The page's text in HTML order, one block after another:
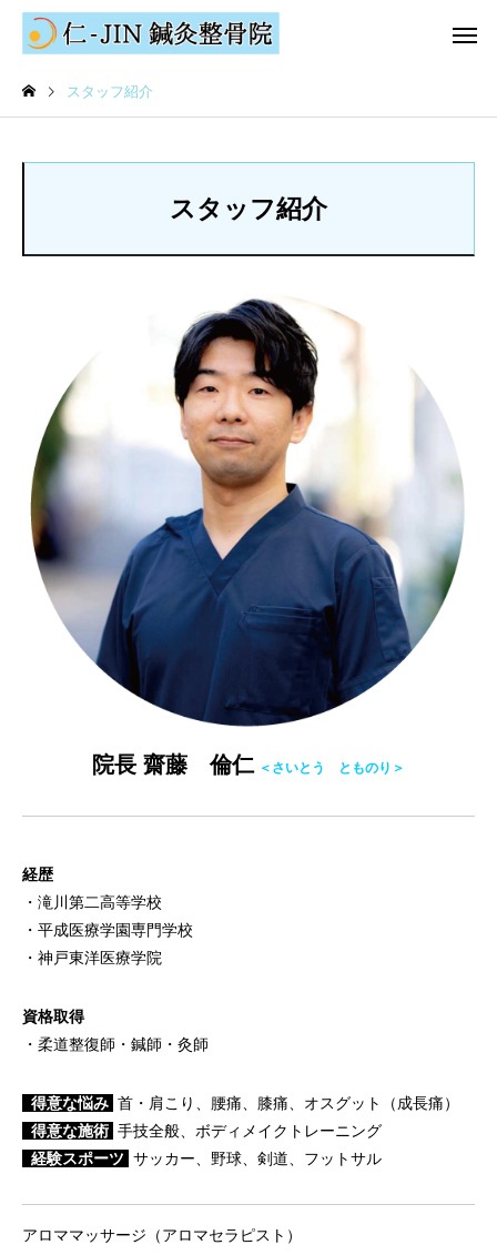
整体 ハイチャー
アロマMENU
夏期休診（お盆休み）のお
知らせ
スタッフ紹介
スタッフ紹介
院長 齋藤 倫仁 ＜ さいとう とものり＞
経歴
・滝川第二高等学校
・平成医療学園専門学校
・神戸東洋医療学院
資格取得
・柔道整復師・鍼師・灸師
得意な悩み 首・肩こり、腰痛、膝痛、オスグット（成長痛）
得意な施術 手技全般、ボディメイクトレーニング
経験スポーツ サッカー、野球、剣道、フットサル
アロママッサージ（アロマセラピスト）